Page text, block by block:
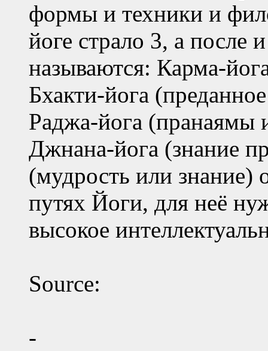
формы и техники и
йоге страло 3, а после
называются: Карма-
Бхакти-йога
Раджа-йога (пранаямы
Джнана-йога (знание
(мудрость или знание)
путях Йоги, для неё
высокое
Source:
-